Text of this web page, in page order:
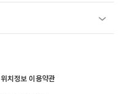
위치정보 이용약관